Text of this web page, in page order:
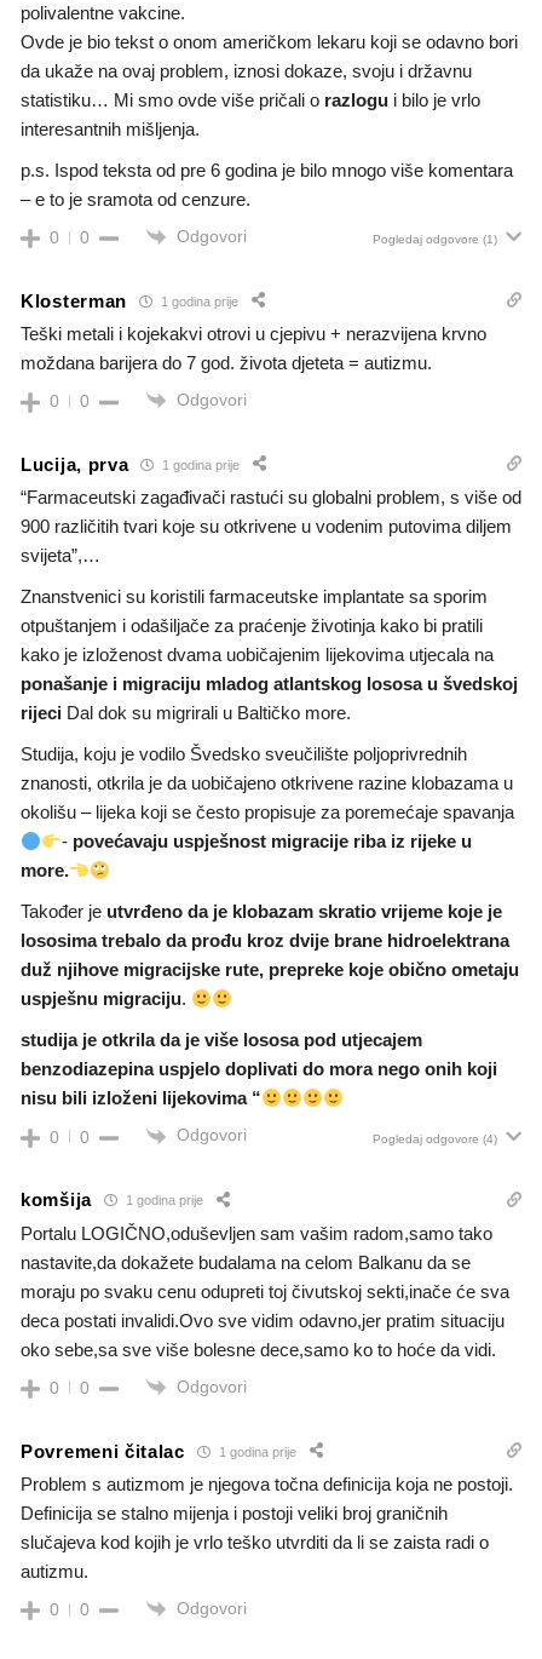
polivalentne vakcine.
Ovde je bio tekst o onom američkom lekaru koji se odavno bori
da ukaže na ovaj problem, iznosi dokaze, svoju i državnu
statistiku… Mi smo ovde više pričali o razlogu i bilo je vrlo
interesantnih mišljenja.
p.s. Ispod teksta od pre 6 godina je bilo mnogo više komentara
– e to je sramota od cenzure.
0 0 Odgovori Pogledaj odgovore (1)
Klosterman 1 godina prije
Teški metali i kojekakvi otrovi u cjepivu + nerazvijena krvno
moždana barijera do 7 god. života djeteta = autizmu.
0 0 Odgovori
Lucija, prva 1 godina prije
“Farmaceutski zagađivači rastući su globalni problem, s više od
900 različitih tvari koje su otkrivene u vodenim putovima diljem
svijeta”,…
Znanstvenici su koristili farmaceutske implantate sa sporim
otpuštanjem i odašiljače za praćenje životinja kako bi pratili
kako je izloženost dvama uobičajenim lijekovima utjecala na
ponašanje i migraciju mladog atlantskog lososa u švedskoj
rijeci Dal dok su migrirali u Baltičko more.
Studija, koju je vodilo Švedsko sveučilište poljoprivrednih
znanosti, otkrila je da uobičajeno otkrivene razine klobazama u
okolišu – lijeka koji se često propisuje za poremećaje spavanja
- povećavaju uspješnost migracije riba iz rijeke u
more.
Također je utvrđeno da je klobazam skratio vrijeme koje je
lososima trebalo da prođu kroz dvije brane hidroelektrana
duž njihove migracijske rute, prepreke koje obično ometaju
uspješnu migraciju.
studija je otkrila da je više lososa pod utjecajem
benzodiazepina uspjelo doplivati do mora nego onih koji
nisu bili izloženi lijekovima “
0 0 Odgovori Pogledaj odgovore (4)
komšija 1 godina prije
Portalu LOGIČNO,oduševljen sam vašim radom,samo tako
nastavite,da dokažete budalama na celom Balkanu da se
moraju po svaku cenu odupreti toj čivutskoj sekti,inače će sva
deca postati invalidi.Ovo sve vidim odavno,jer pratim situaciju
oko sebe,sa sve više bolesne dece,samo ko to hoće da vidi.
0 0 Odgovori
Povremeni čitalac 1 godina prije
Problem s autizmom je njegova točna definicija koja ne postoji.
Definicija se stalno mijenja i postoji veliki broj graničnih
slučajeva kod kojih je vrlo teško utvrditi da li se zaista radi o
autizmu.
0 0 Odgovori